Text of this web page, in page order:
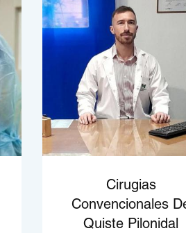
Cirugias
Convencionales
Quiste Pilonidal